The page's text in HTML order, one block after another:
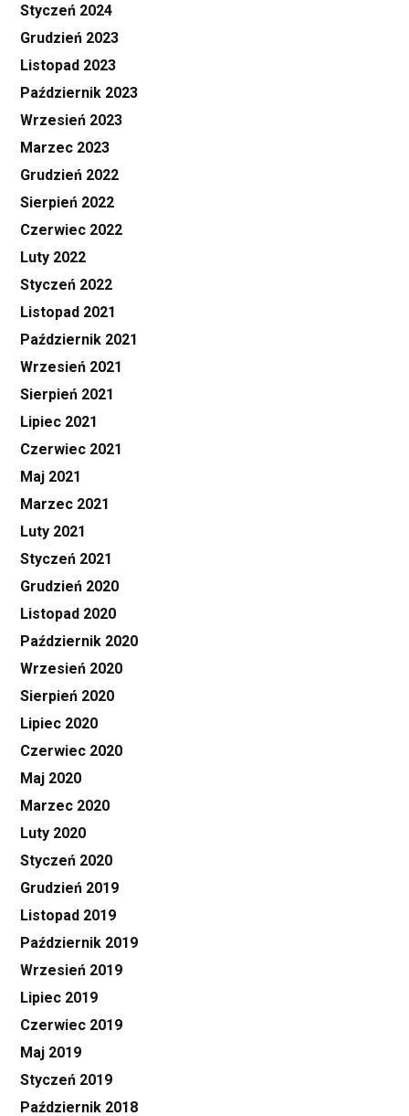
Styczeń 2024
Grudzień 2023
Listopad 2023
Październik 2023
Wrzesień 2023
Marzec 2023
Grudzień 2022
Sierpień 2022
Czerwiec 2022
Luty 2022
Styczeń 2022
Listopad 2021
Październik 2021
Wrzesień 2021
Sierpień 2021
Lipiec 2021
Czerwiec 2021
Maj 2021
Marzec 2021
Luty 2021
Styczeń 2021
Grudzień 2020
Listopad 2020
Październik 2020
Wrzesień 2020
Sierpień 2020
Lipiec 2020
Czerwiec 2020
Maj 2020
Marzec 2020
Luty 2020
Styczeń 2020
Grudzień 2019
Listopad 2019
Październik 2019
Wrzesień 2019
Lipiec 2019
Czerwiec 2019
Maj 2019
Styczeń 2019
Październik 2018